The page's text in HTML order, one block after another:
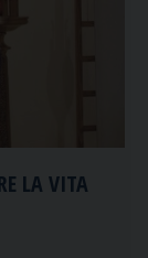
LA VITA